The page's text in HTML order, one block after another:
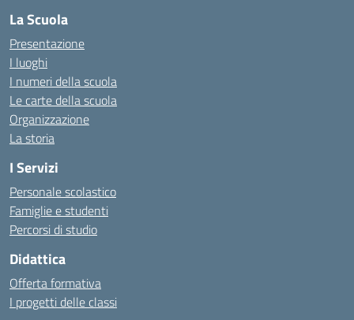
La Scuola
Presentazione
I luoghi
I numeri della scuola
Le carte della scuola
Organizzazione
La storia
I Servizi
Personale scolastico
Famiglie e studenti
Percorsi di studio
Didattica
Offerta formativa
I progetti delle classi